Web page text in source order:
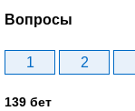
Вопросы
1 2
139 бет